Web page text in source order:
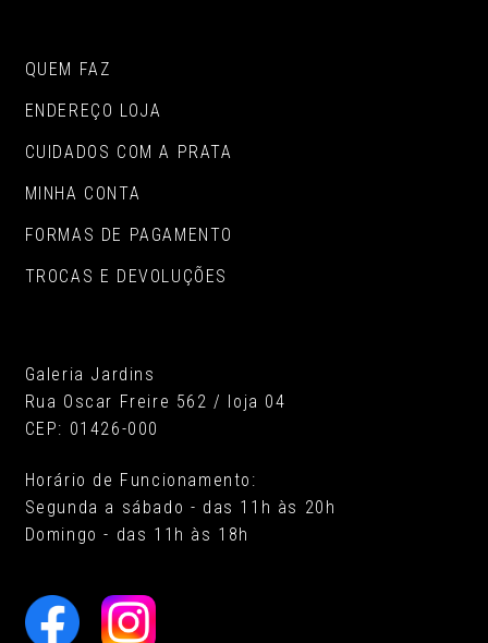
QUEM FAZ
ENDEREÇO LOJA
CUIDADOS COM A PRATA
MINHA CONTA
FORMAS DE PAGAMENTO
TROCAS E DEVOLUÇÕES
Galeria Jardins
Rua Oscar Freire 562 / loja 04
CEP: 01426-000
Horário de Funcionamento:
Segunda a sábado - das 11h às 20h
Domingo - das 11h às 18h